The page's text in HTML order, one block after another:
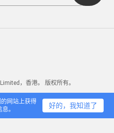
，香港。 版权所有。
网站上获得
。 好的，我知道了